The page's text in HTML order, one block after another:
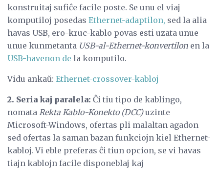
konstruitaj sufiĉe facile poste. Se unu el viaj
komputiloj posedas Ethernet-adaptilon, sed la alia
havas USB, ero-kruc-kablo povas esti uzata unue
unue kunmetanta USB-al-Ethernet-konvertilon en la
USB-havenon de la komputilo.
Vidu ankaŭ: Ethernet-crossover-kabloj
2. Seria kaj paralela: Ĉi tiu tipo de kablingo,
nomata Rekta Kablo-Konekto (DCC)uzinte
Microsoft-Windows, ofertas pli malaltan agadon
sed ofertas la saman bazan funkciojn kiel Ethernet-
kabloj. Vi eble preferas ĉi tiun opcion, se vi havas
tiajn kablojn facile disponeblaj kaj